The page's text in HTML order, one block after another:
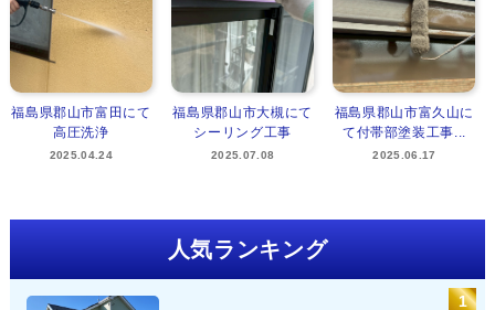
福島県郡山市富田にて
高圧洗浄
2025.04.24
福島県郡山市大槻にて
シーリング工事
2025.07.08
福島県郡山市富久山に
て付帯部塗装工事...
2025.06.17
人気ランキング